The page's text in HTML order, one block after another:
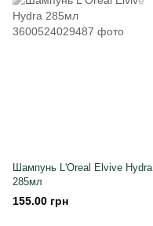
Шампунь L'Oreal Elvive Hydra
285мл
155.00 грн